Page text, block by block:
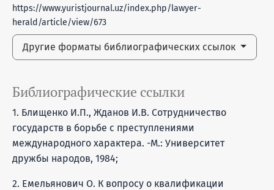
https://www.yuristjournal.uz/index.php/lawyer-
herald/article/view/673
Другие форматы библиографических ссылок
Библиографические ссылки
1. Блищенко И.П., Жданов И.В. Сотрудничество
государств в борьбе с преступлениями
международного характера. -М.: Университет
дружбы народов, 1984;
2. Емельянович О. К вопросу о квалификации